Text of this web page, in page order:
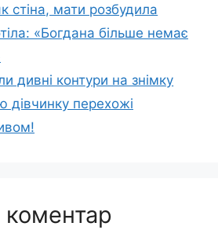
стіна, мати розбудила
«Богдана більше немає
дивні контури на знімку
перехожі